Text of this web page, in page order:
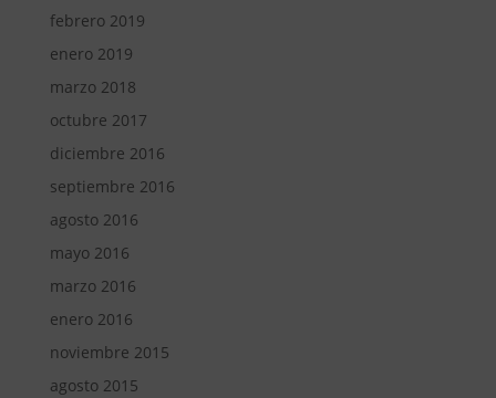
febrero 2019
enero 2019
marzo 2018
octubre 2017
diciembre 2016
septiembre 2016
agosto 2016
mayo 2016
marzo 2016
enero 2016
noviembre 2015
agosto 2015